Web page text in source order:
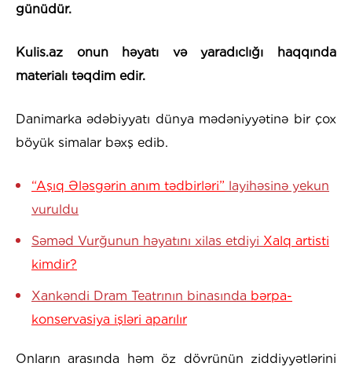
günüdür.
Kulis.az onun həyatı və yaradıclığı haqqında
materialı təqdim edir.
Danimarka ədəbiyyatı dünya mədəniyyətinə bir çox
böyük simalar bəxş edib.
“Aşıq Ələsgərin anım tədbirləri” layihəsinə yekun
vuruldu
Səməd Vurğunun həyatını xilas etdiyi Xalq artisti
kimdir?
Xankəndi Dram Teatrının binasında bərpa-
konservasiya işləri aparılır
Onların arasında həm öz dövrünün ziddiyyətlərini